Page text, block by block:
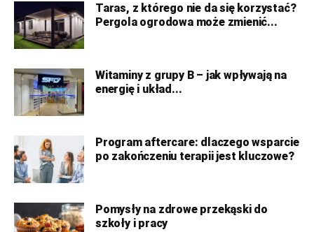
Taras, z którego nie da się korzystać?
Pergola ogrodowa może zmienić...
Witaminy z grupy B – jak wpływają na
energię i układ...
Program aftercare: dlaczego wsparcie
po zakończeniu terapii jest kluczowe?
Pomysły na zdrowe przekąski do
szkoły i pracy